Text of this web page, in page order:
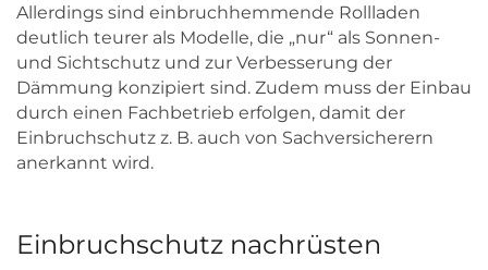
Allerdings sind einbruchhemmende Rollladen
deutlich teurer als Modelle, die „nur“ als Sonnen-
und Sichtschutz und zur Verbesserung der
Dämmung konzipiert sind. Zudem muss der Einbau
durch einen Fachbetrieb erfolgen, damit der
Einbruchschutz z. B. auch von Sachversicherern
anerkannt wird.
Einbruchschutz nachrüsten